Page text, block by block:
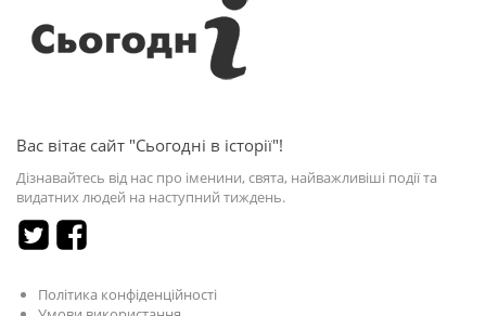
Вас вітає сайт "Сьогодні в історії"!
Дізнавайтесь від нас про іменини, свята, найважливіші події та
видатних людей на наступний тиждень.
Політика конфіденційності